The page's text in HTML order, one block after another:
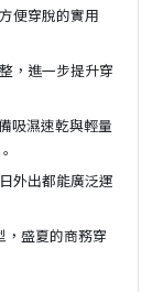
便穿脫的實用
，進一步提升穿
吸濕速乾與輕量
外出都能廣泛運
，盛夏的商務穿